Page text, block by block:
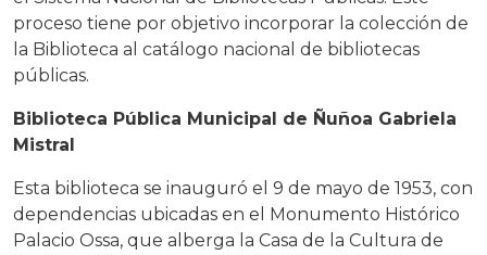
proceso tiene por objetivo incorporar la colección de
la Biblioteca al catálogo nacional de bibliotecas
públicas.
Biblioteca Pública Municipal de Ñuñoa Gabriela
Mistral
Esta biblioteca se inauguró el 9 de mayo de 1953, con
dependencias ubicadas en el Monumento Histórico
Palacio Ossa, que alberga la Casa de la Cultura de